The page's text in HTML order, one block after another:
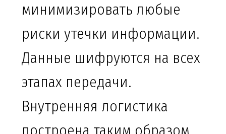
минимизировать любые
риски утечки информации.
Данные шифруются на всех
этапах передачи.
Внутренняя логистика